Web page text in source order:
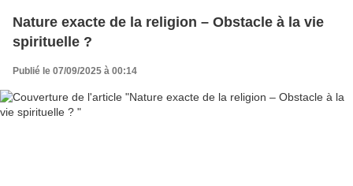
Nature exacte de la religion – Obstacle à la vie
spirituelle ?
Publié le 07/09/2025 à 00:14